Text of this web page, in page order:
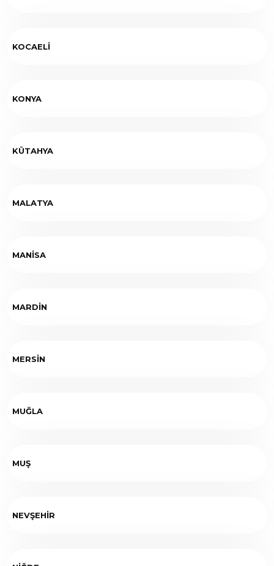
KOCAELİ
KONYA
KÜTAHYA
MALATYA
MANİSA
MARDİN
MERSİN
MUĞLA
MUŞ
NEVŞEHİR